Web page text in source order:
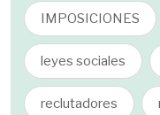
IMPOSICIONES
leyes sociales
reclutadores